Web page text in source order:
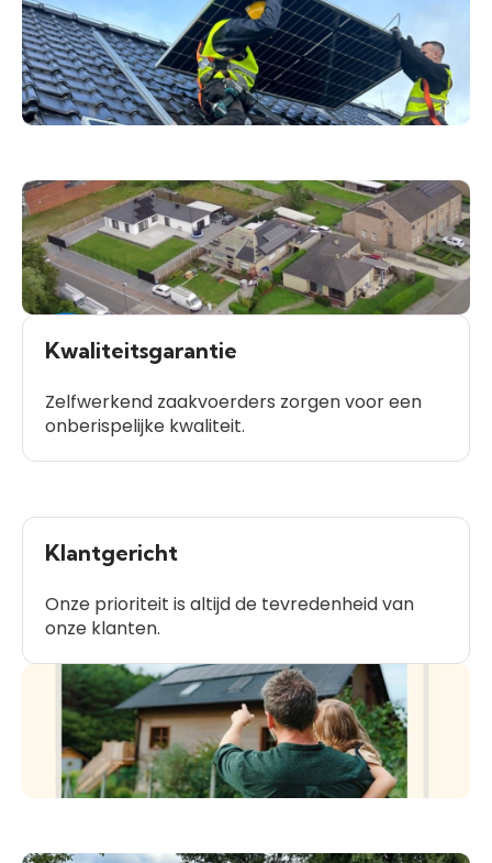
Kwaliteitsgarantie
Zelfwerkend zaakvoerders zorgen voor een
onberispelijke kwaliteit.
Klantgericht
Onze prioriteit is altijd de tevredenheid van
onze klanten.